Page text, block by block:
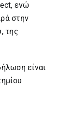
ενώ
στην
της
είναι